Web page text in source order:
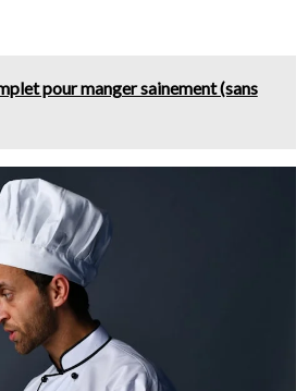
pour manger sainement (sans